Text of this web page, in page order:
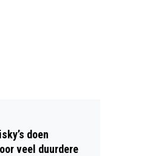
doen
veel duurdere